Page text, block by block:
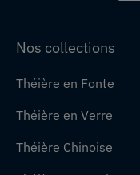
Nos collections
Théière en Fonte
Théière en Verre
Théière Chinoise